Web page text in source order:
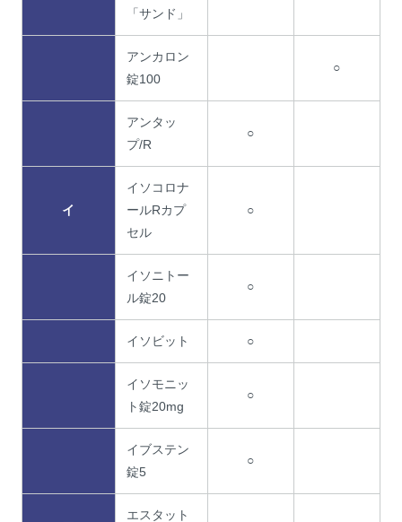
「サンド」
アンカロン
錠100
○
アンタッ
プ/R
○
イ
イソコロナ
ールRカプ
セル
○
イソニトー
ル錠20
○
イソビット ○
イソモニッ
ト錠20mg
○
イブステン
錠5
○
エスタット